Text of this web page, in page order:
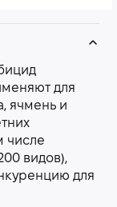
для
ячмень и
числе
видов),
для